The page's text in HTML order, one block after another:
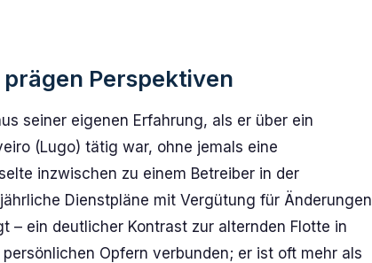
Perspektiven
seiner eigenen Erfahrung, als er über ein
(Lugo) tätig war, ohne jemals eine
inzwischen zu einem Betreiber in der
Dienstpläne mit Vergütung für Änderungen
– ein deutlicher Kontrast zur alternden Flotte in
Opfern verbunden; er ist oft mehr als